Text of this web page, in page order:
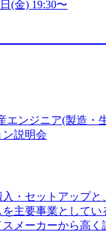
援するために、戦
ィングファーム）
ないでは金融以
融が強い企業とし
ToC事業を始め、
みのあるファーム
方でも幅広に経
our-vision-
https://
ス社は、FinTech領
(金) 19:30〜
エンジニア(製造・
説明会
・セットアップと
主要事業としてい
メーカーから高く